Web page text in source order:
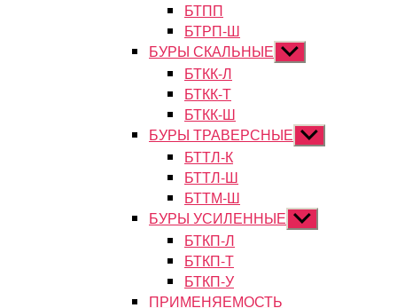
БТПП
БТРП-Ш
БУРЫ СКАЛЬНЫЕ Показывать
подменю
БТКК-Л
БТКК-Т
БТКК-Ш
БУРЫ ТРАВЕРСНЫЕ Показывать
подменю
БТТЛ-К
БТТЛ-Ш
БТТМ-Ш
БУРЫ УСИЛЕННЫЕ Показывать
подменю
БТКП-Л
БТКП-Т
БТКП-У
ПРИМЕНЯЕМОСТЬ